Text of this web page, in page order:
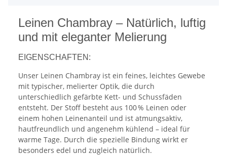
Leinen Chambray – Natürlich, luftig
und mit eleganter Melierung
EIGENSCHAFTEN:
Unser Leinen Chambray ist ein feines, leichtes Gewebe
mit typischer, melierter Optik, die durch
unterschiedlich gefärbte Kett- und Schussfäden
entsteht. Der Stoff besteht aus 100 % Leinen oder
einem hohen Leinenanteil und ist atmungsaktiv,
hautfreundlich und angenehm kühlend – ideal für
warme Tage. Durch die spezielle Bindung wirkt er
besonders edel und zugleich natürlich.